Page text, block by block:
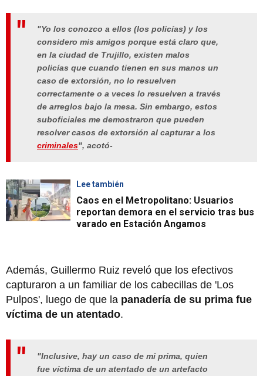
"Yo los conozco a ellos (los policías) y los
considero mis amigos porque está claro que,
en la ciudad de Trujillo, existen malos
policías que cuando tienen en sus manos un
caso de extorsión, no lo resuelven
correctamente o a veces lo resuelven a través
de arreglos bajo la mesa. Sin embargo, estos
suboficiales me demostraron que pueden
resolver casos de extorsión al capturar a los
criminales", acotó-
Lee también
Caos en el Metropolitano: Usuarios
reportan demora en el servicio tras bus
varado en Estación Angamos
Además, Guillermo Ruiz reveló que los efectivos
capturaron a un familiar de los cabecillas de 'Los
Pulpos', luego de que la panadería de su prima fue
víctima de un atentado.
"Inclusive, hay un caso de mi prima, quien
fue víctima de un atentado de un artefacto